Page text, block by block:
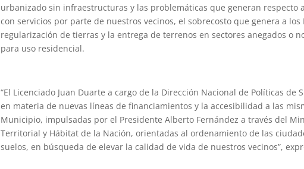
urbanizado sin infraestructuras y las problemáticas que generan respecto
con servicios por parte de nuestros vecinos, el sobrecosto que genera a
regularización de tierras y la entrega de terrenos en sectores anegados o
para uso residencial.
“El Licenciado Juan Duarte a cargo de la Dirección Nacional de Políticas de
en materia de nuevas líneas de financiamientos y la accesibilidad a las
Municipio, impulsadas por el Presidente Alberto Fernández a través del
Territorial y Hábitat de la Nación, orientadas al ordenamiento de las
suelos, en búsqueda de elevar la calidad de vida de nuestros vecinos”,